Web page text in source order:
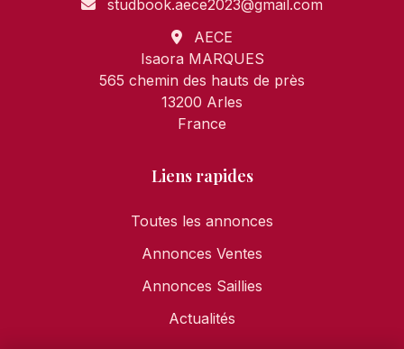
studbook.aece2023@gmail.com
AECE
Isaora MARQUES
565 chemin des hauts de près
13200 Arles
France
Liens rapides
Toutes les annonces
Annonces Ventes
Annonces Saillies
Actualités